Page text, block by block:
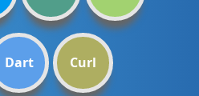
Dart Curl